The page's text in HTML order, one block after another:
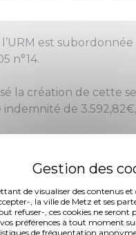
de visualiser des contenus
, la ville de Metz et ses
refuser-, ces cookies ne seront
préférences à tout moment
de fréquentation
est
n°14.
la création de cette
indemnité de